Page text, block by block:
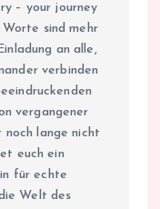
– your journey
sind mehr
an alle,
verbinden
vergangener
noch lange nicht
euch ein
für echte
Welt des